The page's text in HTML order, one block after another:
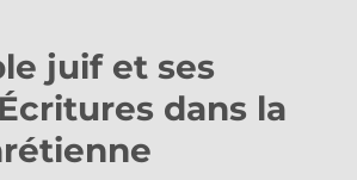
juif et ses
dans la